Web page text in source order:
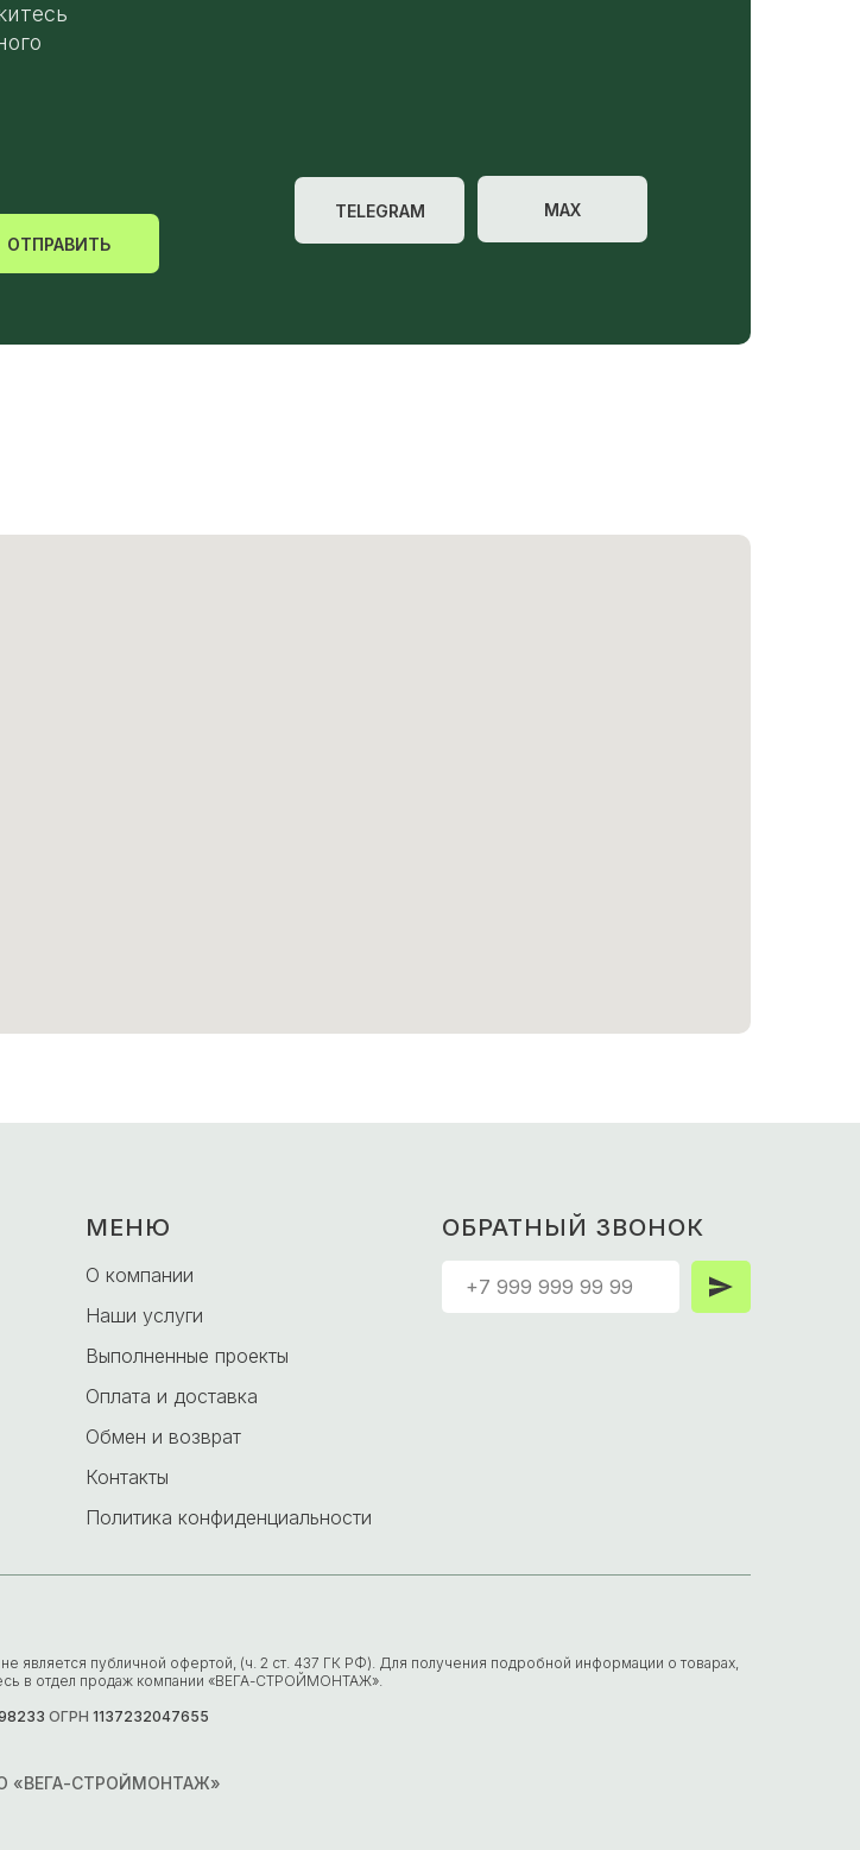
ОТПРАВИТЬ
MAX
TELEGRAM
МЕНЮ
О компании
Наши услуги
Выполненные проекты
Оплата и доставка
Обмен и возврат
Контакты
Политика конфиденциальности
ОБРАТНЫЙ ЗВОНОК
является публичной офертой, (ч. 2 ст. 437 ГК РФ). Для получения подробной информации о товарах,
в отдел продаж компании «ВЕГА-СТРОЙМОНТАЖ».
ОГРН 1137232047655
«ВЕГА-СТРОЙМОНТАЖ»